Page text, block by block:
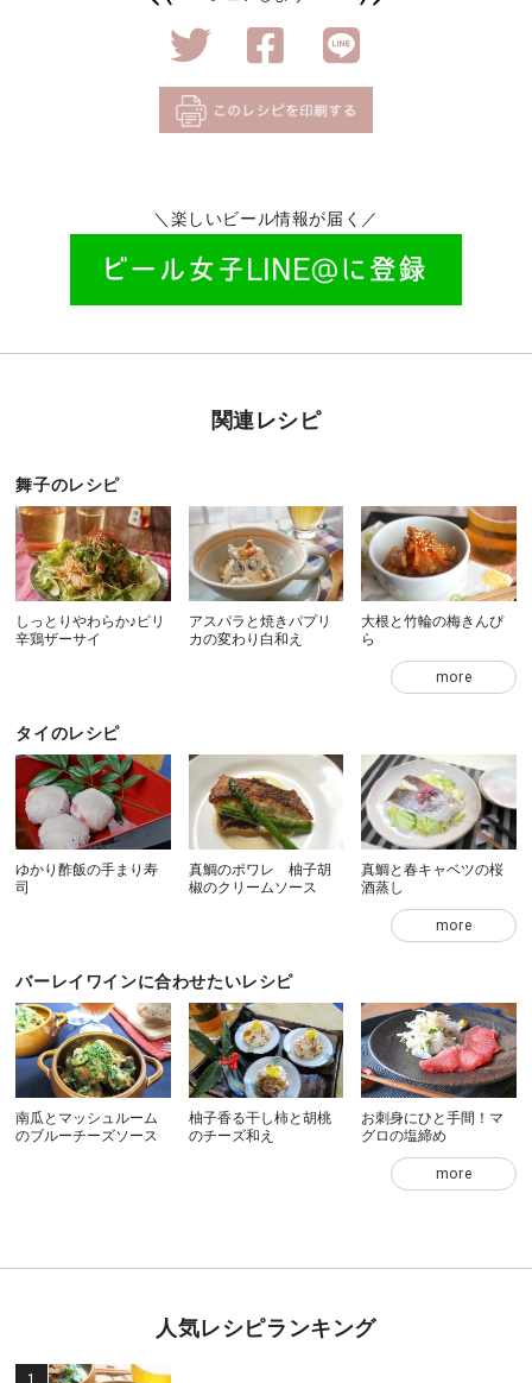
＼楽しいビール情報が届く／
関連レシピ
舞子のレシピ
しっとりやわらか♪ピリ
辛鶏ザーサイ
アスパラと焼きパプリ
カの変わり白和え
大根と竹輪の梅きんぴ
ら
more
タイのレシピ
ゆかり酢飯の手まり寿
司
真鯛のポワレ 柚子胡
椒のクリームソース
真鯛と春キャベツの桜
酒蒸し
more
バーレイワインに合わせたいレシピ
南瓜とマッシュルーム
のブルーチーズソース
柚子香る干し柿と胡桃
のチーズ和え
お刺身にひと手間！マ
グロの塩締め
more
人気レシピランキング